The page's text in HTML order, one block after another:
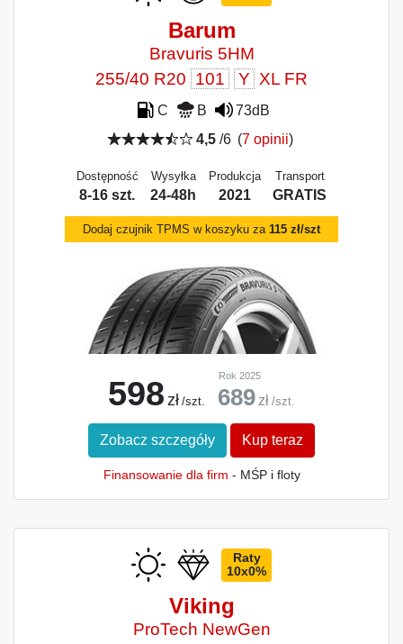
Barum
Bravuris 5HM
255/40 R20 101 Y XL FR
C B
73dB
4,5 /6 (7 opinii)
Dostępność
8-16 szt.
Wysyłka
24-48h
Produkcja
2021
Transport
GRATIS
Dodaj czujnik TPMS w koszyku za 115 zł/szt
598 zł /szt.
Rok 2025
689 zł /szt.
Zobacz szczegóły Kup teraz
Finansowanie dla firm - MŚP i floty
Raty
10x0%
Viking
ProTech NewGen